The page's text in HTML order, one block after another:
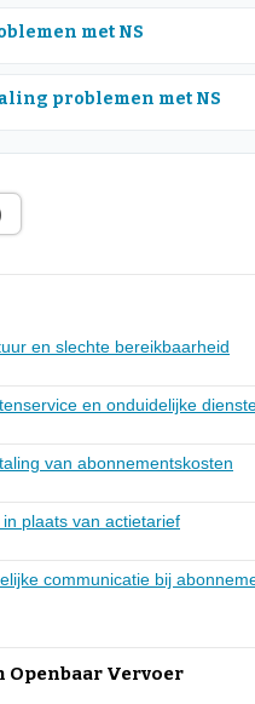
met NS
problemen met NS
en slechte bereikbaarheid
en onduidelijke
van abonnementskosten
plaats van actietarief
communicatie bij
Vervoer